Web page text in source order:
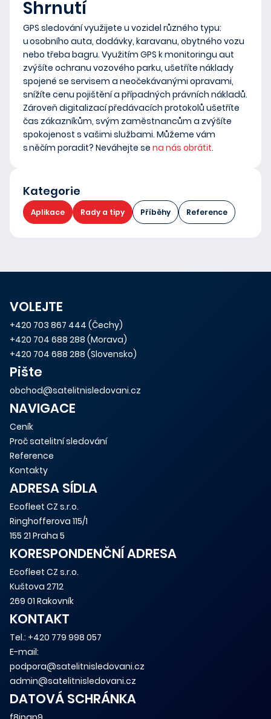
Shrnutí
GPS sledování využijete u vozidel různého typu:
u osobního auta, dodávky, karavanu, obytného vozu
nebo třeba bagru. Využitím GPS k monitoringu aut
zvýšíte ochranu vozového parku, ušetříte náklady
spojené se servisem a neočekávanými opravami,
snížíte cenu pojištění a případných právních nákladů.
Zároveň digitalizací předávacích protokolů ušetříte
čas zákazníkům, svým zaměstnancům a zvýšíte
spokojenost s vašimi službami. Můžeme vám
s něčím poradit? Neváhejte sena nás obrátit.
Kategorie
Aplikace Rady a tipy Příběhy Reference
VOLEJTE
+420 703 867 444 (Čechy)
+420 704 688 288 (Morava)
+420 704 688 288 (Slovensko)
Pište
obchod@satelitnisledovani.cz
NAVIGACE
Ceník
Proč satelitní sledování
Reference
Kontakty
ADRESA SÍDLA
Ecofleet CZ s.r.o.
Ringhofferova 115/1
155 21 Praha 5
KORESPONDENČNÍ ADRESA
Ecofleet CZ s.r.o.
Kuštova 2712
269 01 Rakovník
KONTAKT
Tel.: +420 779 998 057
E-mail:
podpora@satelitnisledovani.cz
admin@satelitnisledovani.cz
DATOVÁ SCHRÁNKA